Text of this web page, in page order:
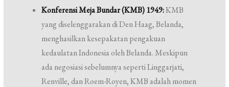
Konferensi Meja Bundar (KMB) 1949:KMB
yang diselenggarakan di Den Haag, Belanda,
menghasilkan kesepakatan pengakuan
kedaulatan Indonesia oleh Belanda. Meskipun
ada negosiasi sebelumnya seperti Linggarjati,
Renville, dan Roem-Royen, KMB adalah momen